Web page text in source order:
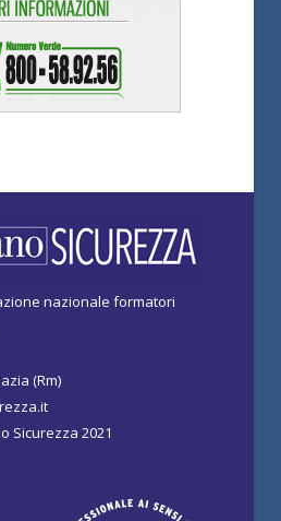
nazionale formatori
(Rm)
Sicurezza 2021